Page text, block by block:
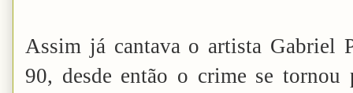
Assim já cantava o artista Gabriel
90, desde então o crime se tornou